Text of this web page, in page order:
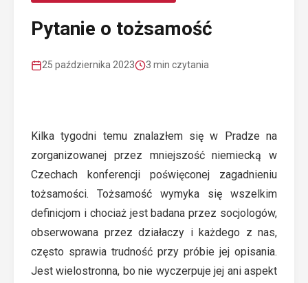
Pytanie o tożsamość
25 października 2023 3 min czytania
Kilka tygodni temu znalazłem się w Pradze na
zorganizowanej przez mniejszość niemiecką w
Czechach konferencji poświęconej zagadnieniu
tożsamości. Tożsamość wymyka się wszelkim
definicjom i chociaż jest badana przez socjologów,
obserwowana przez działaczy i każdego z nas,
często sprawia trudność przy próbie jej opisania.
Jest wielostronna, bo nie wyczerpuje jej ani aspekt